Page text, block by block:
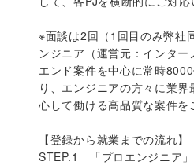
※面談は2回（1回目のみ弊社
ンジニア（運営元：インタ
エンド案件を中心に常時
り、エンジニアの方々に業
心して働ける高品質な案件を
【登録から就業までの流れ】
STEP.1 「プロエンジニア